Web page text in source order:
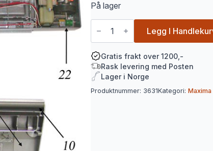
På lager
Sveiselist
Maxima
antall
Legg I
Gratis frakt over 1200,-
Rask levering med Posten
Lager i Norge
Produktnummer: 3631Kategori: Maxima